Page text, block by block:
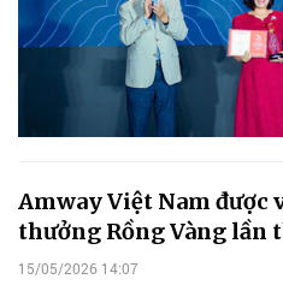
Amway Việt Nam được
thưởng Rồng Vàng lần
15/05/2026 14:07